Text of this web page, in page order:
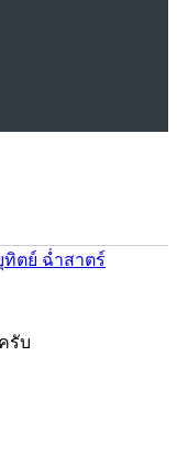
ทิตย์ ฉ่ำสาตร์
รับ